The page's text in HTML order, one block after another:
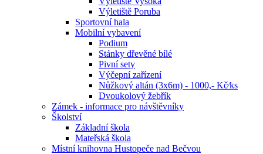
Výletiště Poruba
Sportovní hala
Mobilní vybavení
Podium
Stánky dřevěné bílé
Pivní sety
Výčepní zařízení
Nůžkový altán (3x6m) - 1000,- Kč⁄ks
Dvoukolový žebřík
Zámek - informace pro návštěvníky
Školství
Základní škola
Mateřská škola
Místní knihovna Hustopeče nad Bečvou